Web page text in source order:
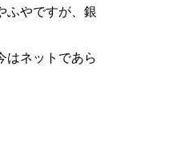
ふやですが、銀
はネットであら